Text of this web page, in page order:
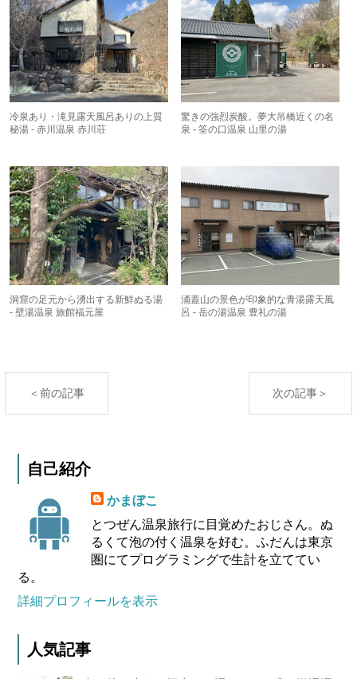
冷泉あり・滝見露天風呂ありの上質
秘湯 - 赤川温泉 赤川荘
驚きの強烈炭酸。夢大吊橋近くの名
泉 - 筌の口温泉 山里の湯
洞窟の足元から湧出する新鮮ぬる湯
- 壁湯温泉 旅館福元屋
涌蓋山の景色が印象的な青湯露天風
呂 - 岳の湯温泉 豊礼の湯
＜前の記事 次の記事＞
自己紹介
かまぼこ
とつぜん温泉旅行に目覚めたおじさん。ぬ
るくて泡の付く温泉を好む。ふだんは東京
圏にてプログラミングで生計を立ててい
る。
詳細プロフィールを表示
人気記事